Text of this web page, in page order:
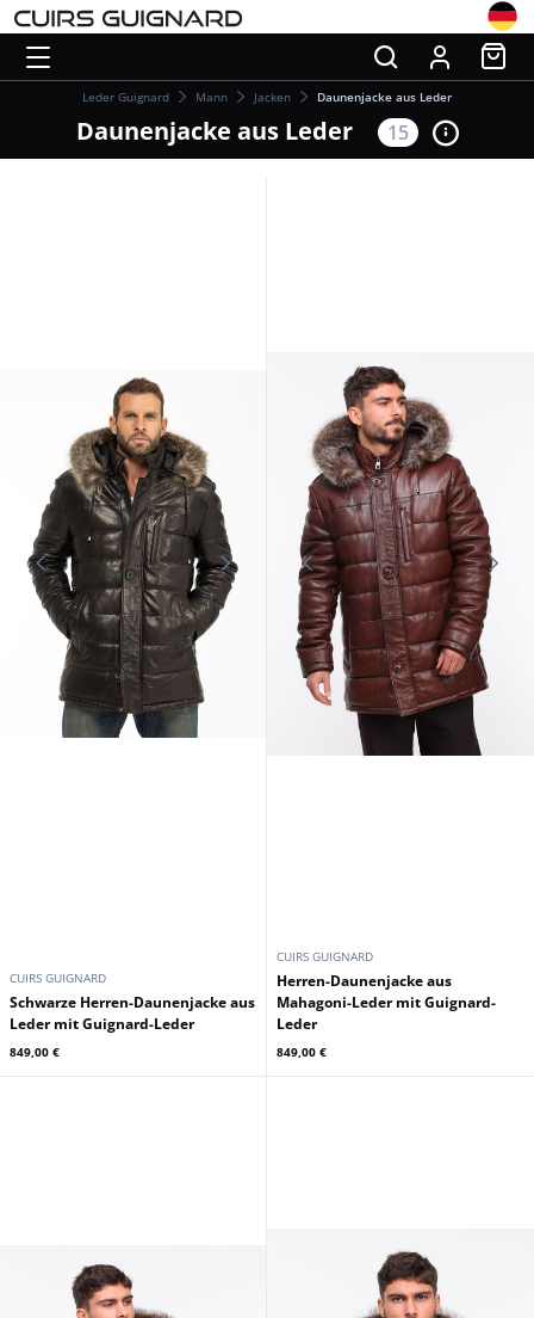
Leder Guignard Mann Jacken Daunenjacke aus Leder
Daunenjacke aus Leder 15
CUIRS GUIGNARD
Schwarze Herren-Daunenjacke aus
Leder mit Guignard-Leder
849,00 €
CUIRS GUIGNARD
Herren-Daunenjacke aus
Mahagoni-Leder mit Guignard-
Leder
849,00 €